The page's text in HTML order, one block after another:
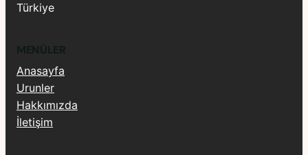
Türkiye
MENÜLER
Anasayfa
Urunler
Hakkımızda
İletişim